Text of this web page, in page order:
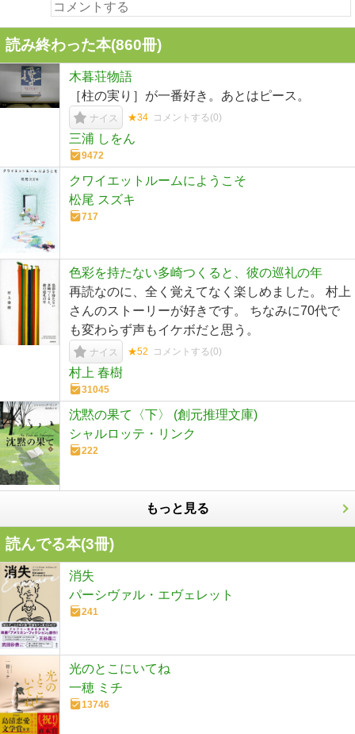
読み終わった本(860冊)
木暮荘物語
［柱の実り］が一番好き。あとはピース。
ナイス ★34 コメントする(0)
三浦 しをん
9472
クワイエットルームにようこそ
松尾 スズキ
717
色彩を持たない多崎つくると、彼の巡礼の年
再読なのに、全く覚えてなく楽しめました。 村上
さんのストーリーが好きです。 ちなみに70代で
も変わらず声もイケボだと思う。
ナイス ★52 コメントする(0)
村上 春樹
31045
沈黙の果て〈下〉 (創元推理文庫)
シャルロッテ・リンク
222
もっと見る
読んでる本(3冊)
消失
パーシヴァル・エヴェレット
241
光のとこにいてね
一穂 ミチ
13746